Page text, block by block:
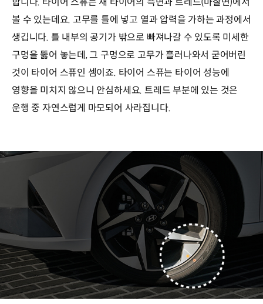
볼 수 있는데요. 고무를 틀에 넣고 열과 압력을 가하는 과정에서
생깁니다. 틀 내부의 공기가 밖으로 빠져나갈 수 있도록 미세한
구멍을 뚫어 놓는데, 그 구멍으로 고무가 흘러나와서 굳어버린
것이 타이어 스퓨인 셈이죠. 타이어 스퓨는 타이어 성능에
영향을 미치지 않으니 안심하세요. 트레드 부분에 있는 것은
운행 중 자연스럽게 마모되어 사라집니다.